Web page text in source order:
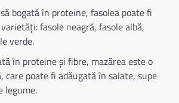
bogată în proteine, fasolea poate fi
fasole neagră, fasole albă,
verde.
în proteine și fibre, mazărea este o
care poate fi adăugată în salate, supe
legume.